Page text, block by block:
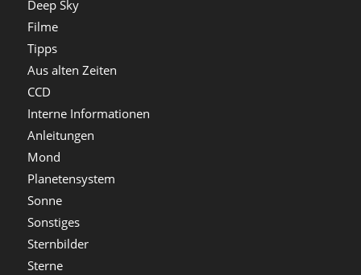
Deep Sky
Filme
Tipps
Aus alten Zeiten
CCD
Interne Informationen
Anleitungen
Mond
Planetensystem
Sonne
Sonstiges
Sternbilder
Sterne